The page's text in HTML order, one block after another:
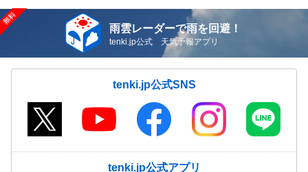
雨雲レーダーで雨を回避！
tenki.jp公式 天気予報アプリ
tenki.jp公式SNS
tenki.jp公式アプリ